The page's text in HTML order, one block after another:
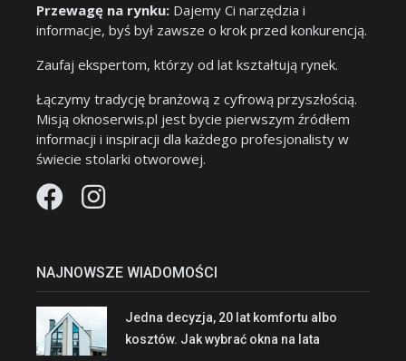
Przewagę na rynku: Dajemy Ci narzędzia i
informacje, byś był zawsze o krok przed konkurencją.
Zaufaj ekspertom, którzy od lat kształtują rynek.
Łączymy tradycję branżową z cyfrową przyszłością.
Misją oknoserwis.pl jest bycie pierwszym źródłem
informacji i inspiracji dla każdego profesjonalisty w
świecie stolarki otworowej.
NAJNOWSZE WIADOMOŚCI
Jedna decyzja, 20 lat komfortu albo
kosztów. Jak wybrać okna na lata